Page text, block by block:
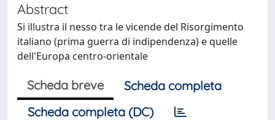
Abstract
Si illustra il nesso tra le vicende del Risorgimento
italiano (prima guerra di indipendenza) e quelle
dell'Europa centro-orientale
Scheda breve
Scheda completa
Scheda completa (DC)